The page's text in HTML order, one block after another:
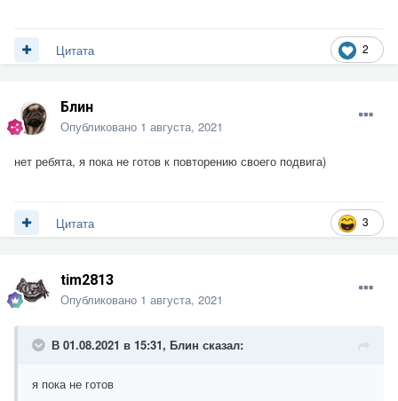
2
Цитата
Блин
Опубликовано 1 августа, 2021
нет ребята, я пока не готов к повторению своего подвига)
3
Цитата
tim2813
Опубликовано 1 августа, 2021
В 01.08.2021 в 15:31, Блин сказал:
я пока не готов